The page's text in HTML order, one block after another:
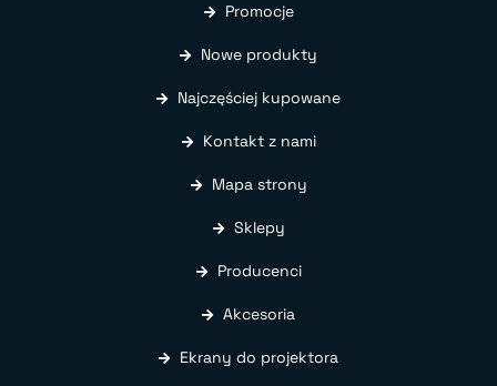
Promocje
Nowe produkty
Najczęściej kupowane
Kontakt z nami
Mapa strony
Sklepy
Producenci
Akcesoria
Ekrany do projektora